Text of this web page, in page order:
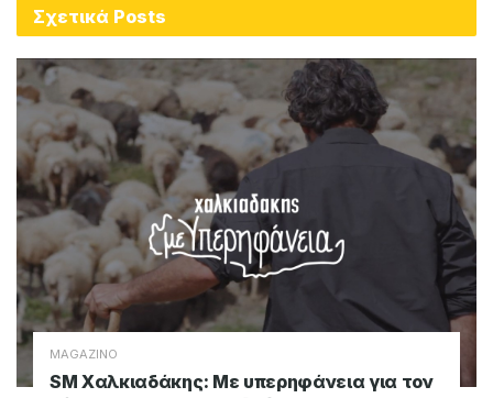
Σχετικά Posts
MAGAZINO
SM Χαλκιαδάκης: Με υπερηφάνεια για τον